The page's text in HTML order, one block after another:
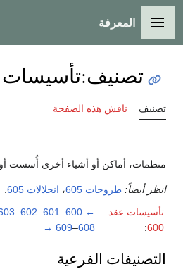
القائمة الرئيسية
المعرفة
تصنيف:تأسيسات 605
تصنيف ناقش هذه الصفحة
منظمات، أماكن أو أشياء أخرى أُسست
انظر أيضاً: طروحات 605 ، انحلالات 605
تأسيسات عقد
600
:
←
600
–
601
–
602
–
608
–
609
→
التصنيفات الفرعية